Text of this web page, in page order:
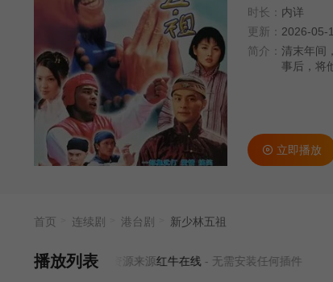
时长： 内详
更新： 2026-05-
简介： 清末年间
事后，将
至善分析
立即播放
首页 连续剧 港台剧 新少林五祖
播放列表
当前资源来源红牛在线- 无需安装任何插件